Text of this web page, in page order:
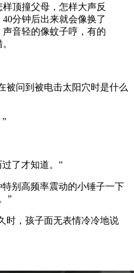
顶撞父母，怎样大声反
分钟后出来就会像换了
音轻的像蚊子哼，有的
被问到被电击太阳穴时是什么
了才知道。”
别高频率震动的小锤子一下
”
时，孩子面无表情冷冷地说